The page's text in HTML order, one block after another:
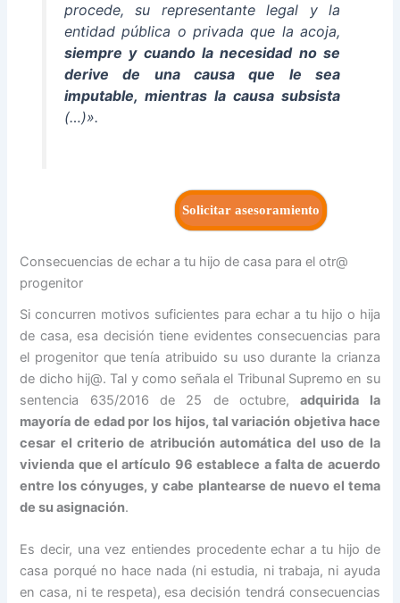
procede, su representante legal y la
entidad pública o privada que la acoja,
siempre y cuando la necesidad no se
derive de una causa que le sea
imputable, mientras la causa subsista
(…)».
Solicitar asesoramiento
Consecuencias de echar a tu hijo de casa para el otr@
progenitor
Si concurren motivos suficientes para echar a tu hijo o hija
de casa, esa decisión tiene evidentes consecuencias para
el progenitor que tenía atribuido su uso durante la crianza
de dicho hij@. Tal y como señala el Tribunal Supremo en su
sentencia 635/2016 de 25 de octubre,adquirida la
mayoría de edadpor los hijos, tal variación objetiva hace
cesar el criterio de atribución automática del uso de la
vivienda que el artículo 96 establece a falta de acuerdo
entre los cónyuges, y cabe plantearse de nuevo el tema
de su asignación.
Es decir, una vez entiendes procedente echar a tu hijo de
casa porqué no hace nada (ni estudia, ni trabaja, ni ayuda
en casa, ni te respeta), esa decisión tendrá consecuencias